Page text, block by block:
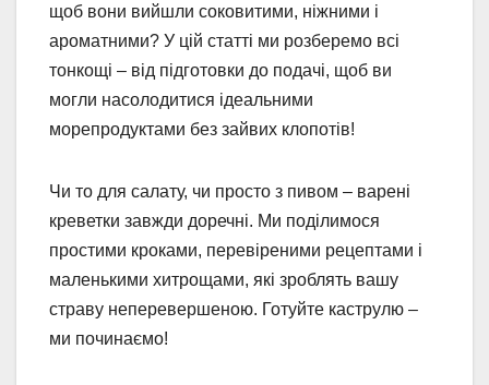
щоб вони вийшли соковитими, ніжними і
ароматними? У цій статті ми розберемо всі
тонкощі – від підготовки до подачі, щоб ви
могли насолодитися ідеальними
морепродуктами без зайвих клопотів!
Чи то для салату, чи просто з пивом – варені
креветки завжди доречні. Ми поділимося
простими кроками, перевіреними рецептами і
маленькими хитрощами, які зроблять вашу
страву неперевершеною. Готуйте каструлю –
ми починаємо!